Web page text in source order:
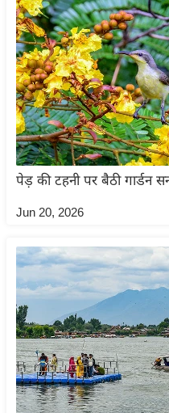
हॉ
ली
वु
ड
फि
ल्म
स
मी
B
r
e
a
k
i
n
g
N
पेड़ की टहनी पर बैठी गार्डन
Jun 20, 2026